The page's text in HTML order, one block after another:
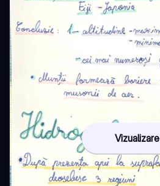
Vizualizare